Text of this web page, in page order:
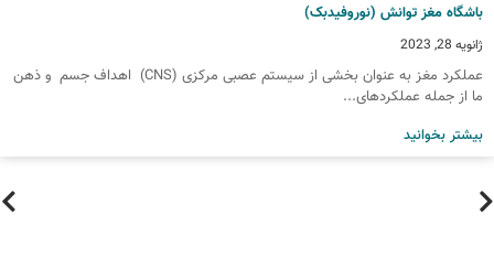
باشگاه مغز توانش (نوروفیدبک)
ژانویه 28, 2023
عملکرد مغز به عنوان بخشی از سیستم عصبی مرکزی (CNS) اهداف جسم و ذهن
ما از جمله عملکردهای...
بیشتر بخوانید